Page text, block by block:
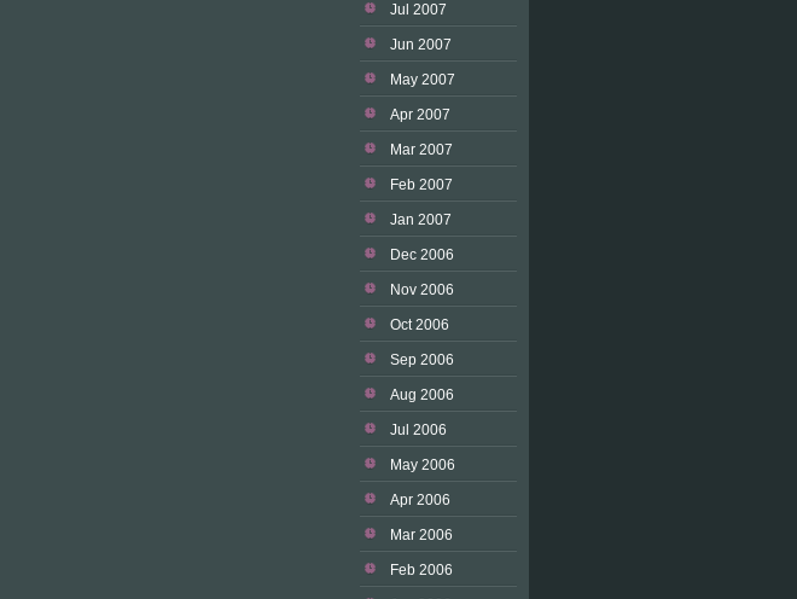
Jul 2007
Jun 2007
May 2007
Apr 2007
Mar 2007
Feb 2007
Jan 2007
Dec 2006
Nov 2006
Oct 2006
Sep 2006
Aug 2006
Jul 2006
May 2006
Apr 2006
Mar 2006
Feb 2006